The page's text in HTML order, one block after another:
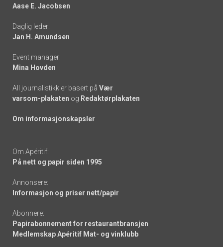
-
links
Aase E. Jacobsen
Daglig leder:
Jan H. Amundsen
Event manager:
Mina Hovden
All journalistikk er basert på Vær
varsom-plakaten og Redaktørplakaten
Om informasjonskapsler
Om Apéritif:
På nett og papir siden 1995
Annonsere:
Informasjon og priser nett/papir
Abonnere:
Papirabonnement for restaurantbransjen
Medlemskap Apéritif Mat- og vinklubb